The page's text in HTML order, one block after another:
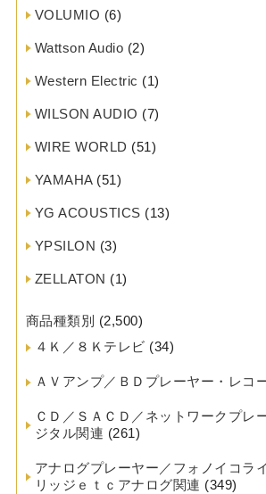
VOLUMIO (6)
Wattson Audio (2)
Western Electric (1)
WILSON AUDIO (7)
WIRE WORLD (51)
YAMAHA(51)
YG ACOUSTICS (13)
YPSILON (3)
ZELLATON (1)
商品種類別 (2,500)
４Ｋ／８Ｋテレビ (34)
ＡＶアンプ／ＢＤプレーヤー・レコ
ＣＤ／ＳＡＣＤ／ネットワークプレ
ジタル関連 (261)
アナログプレーヤー／フォノイコラ
リッジｅｔｃアナログ関連 (349)